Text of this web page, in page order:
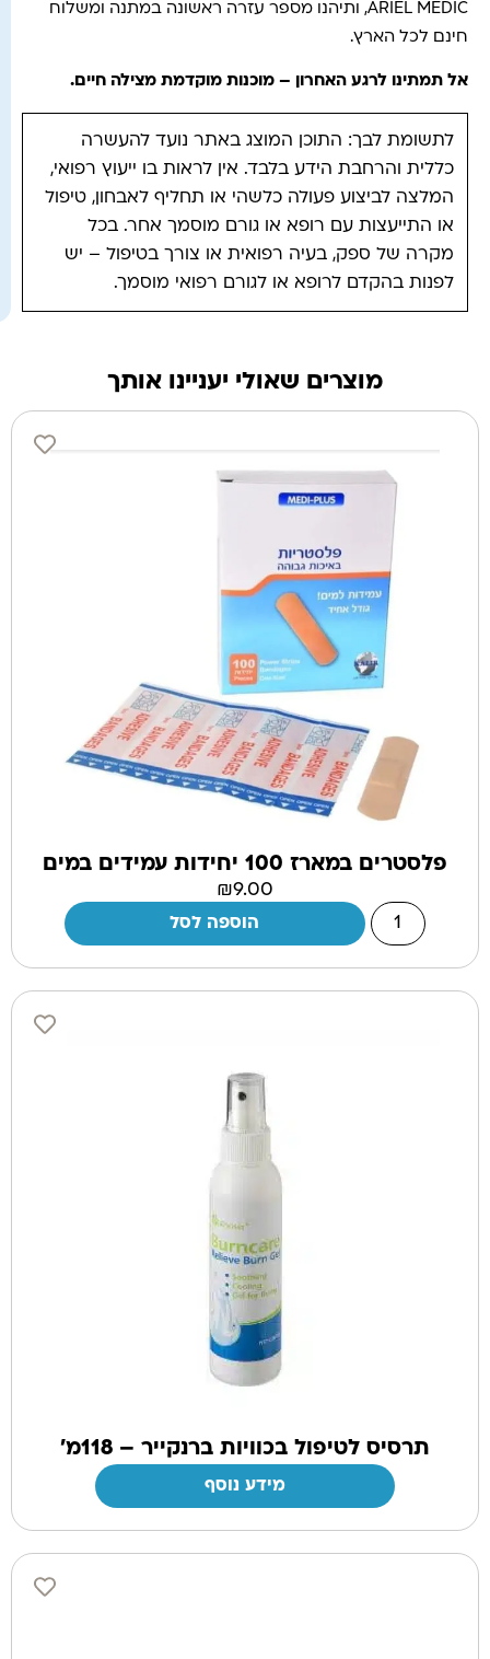
ARIEL MEDIC, ותיהנו מספר עזרה ראשונה במתנה ומשלוח
חינם לכל הארץ.
אל תמתינו לרגע האחרון – מוכנות מוקדמת מצילה חיים.
לתשומת לבך: התוכן המוצג באתר נועד להעשרה
כללית והרחבת הידע בלבד. אין לראות בו ייעוץ רפואי,
המלצה לביצוע פעולה כלשהי או תחליף לאבחון, טיפול
או התייעצות עם רופא או גורם מוסמך אחר. בכל
מקרה של ספק, בעיה רפואית או צורך בטיפול – יש
לפנות בהקדם לרופא או לגורם רפואי מוסמך.
מוצרים שאולי יעניינו אותך
פלסטרים במארז 100 יחידות עמידים במים
₪9.00
הוספה לסל
תרסיס לטיפול בכוויות ברנקייר – 118מ'
מידע נוסף